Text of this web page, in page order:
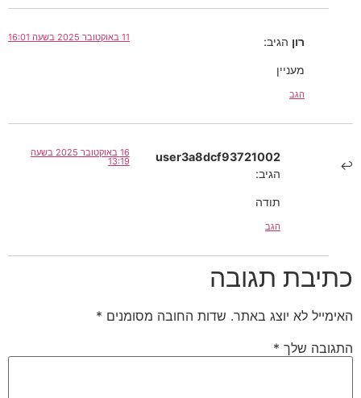
רון הגיב: 11 באוקטובר 2025 בשעה 16:01
מעניין
הגב
user3a8dcf93721002
הגיב:
16 באוקטובר 2025 בשעה
13:19
תודה
הגב
כתיבת תגובה
האימייל לא יוצג באתר. שדות החובה מסומנים *
התגובה שלך *